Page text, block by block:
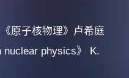
原子核物理》卢希庭
nuclear physics》 K.